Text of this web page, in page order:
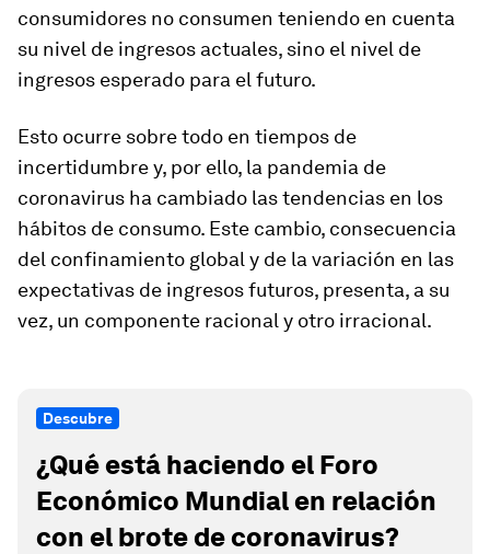
consumidores no consumen teniendo en cuenta
su nivel de ingresos actuales, sino el nivel de
ingresos esperado para el futuro.
Esto ocurre sobre todo en tiempos de
incertidumbre y, por ello, la pandemia de
coronavirus ha cambiado las tendencias en los
hábitos de consumo. Este cambio, consecuencia
del confinamiento global y de la variación en las
expectativas de ingresos futuros, presenta, a su
vez, un componente racional y otro irracional.
Descubre
¿Qué está haciendo el Foro
Económico Mundial en relación
con el brote de coronavirus?